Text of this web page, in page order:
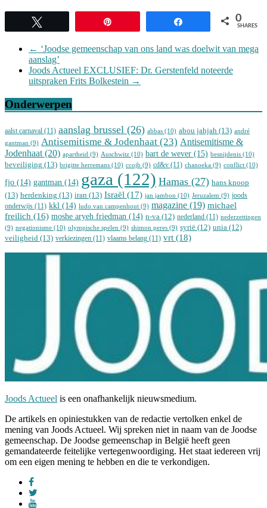
0
SHARES
← ‘Joodse gemeenschap van ons land was doelwit van mega
aanslag’
Joods Actueel EXCLUSIEF: Dr. Gerstenfeld noteerde
uitspraken Frits Bolkestein →
Onderwerpen
aalst carnaval (11) aanslag brussel (26) abbas (10) abou jahjah (13) andré
gantman (9) Antisemitisme & Jodenhaat (23) Antisemitisme &
Jodenhaat (20) apartheid (9) Auschwitz (10) bart de wever (15) besnijdenis (10)
beveiliging (13) brigitte herremans (10) ccojb (9) cd&v (11) chanoeka (9) conflict (10)
fjo (14) gantman (14) gaza (122) Hamas (27) hans knoop
(13) herdenking (13) iran (13) Israël (17) jan jambon (10) Jeruzalem (9) joods
onderwijs (11) kkl (14) ludo van campenhout (9) magazine (19) michael
freilich (16) moshe aryeh friedman (14) n-va (12) nederland (11) nederzettingen
(9) negationisme (10) olympische spelen (9) shimon peres (9) syrië (12) unia (12)
veiligheid (13) verkiezingen (11) vlaams belang (11) vrt (18)
Joods Actueel is een onafhankelijk nieuwsmedium.
De artikels en opiniestukken van de redactie vertolken enkel de
mening van Joods Actueel. Wij spreken niet in naam van de Joodse
gemeenschap. De Joodse gemeenschap in België heeft geen
gemandateerde feitelijke vertegenwoordiging. Het staat iedereen vrij
om een eigen mening te hebben en die te verkondigen.